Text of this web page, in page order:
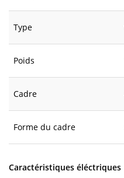
Type
Poids
Cadre
Forme du cadre
Caractéristiques éléctriques